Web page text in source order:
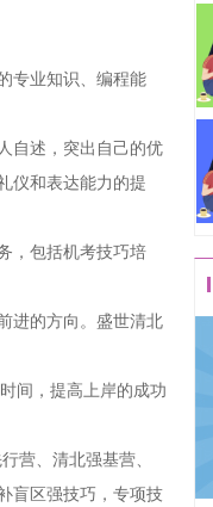
专业知识、编程能
自述，突出自己的优
仪和表达能力的提
，包括机考技巧培
进的方向。盛世清北
间，提高上岸的成功
营、清北强基营、
盲区强技巧，专项技